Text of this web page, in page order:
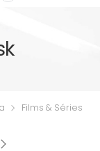
Films & Séries